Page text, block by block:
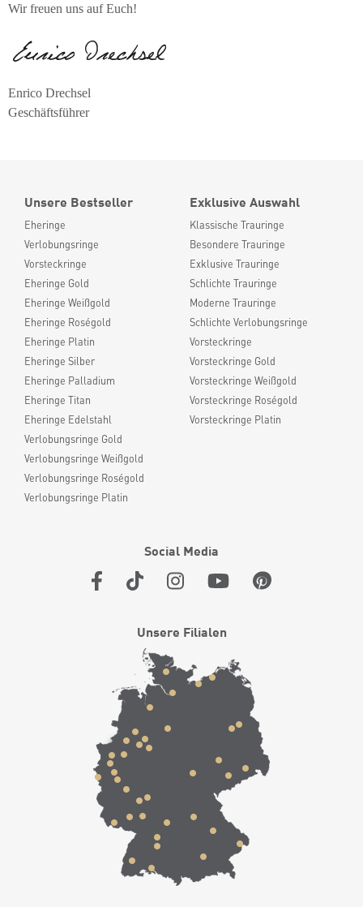
Wir freuen uns auf Euch!
Enrico Drechsel
Geschäftsführer
Unsere Bestseller
Eheringe
Verlobungsringe
Vorsteckringe
Eheringe Gold
Eheringe Weißgold
Eheringe Roségold
Eheringe Platin
Eheringe Silber
Eheringe Palladium
Eheringe Titan
Eheringe Edelstahl
Verlobungsringe Gold
Verlobungsringe Weißgold
Verlobungsringe Roségold
Verlobungsringe Platin
Exklusive Auswahl
Klassische Trauringe
Besondere Trauringe
Exklusive Trauringe
Schlichte Trauringe
Moderne Trauringe
Schlichte Verlobungsringe
Vorsteckringe
Vorsteckringe Gold
Vorsteckringe Weißgold
Vorsteckringe Roségold
Vorsteckringe Platin
Social Media
Unsere Filialen